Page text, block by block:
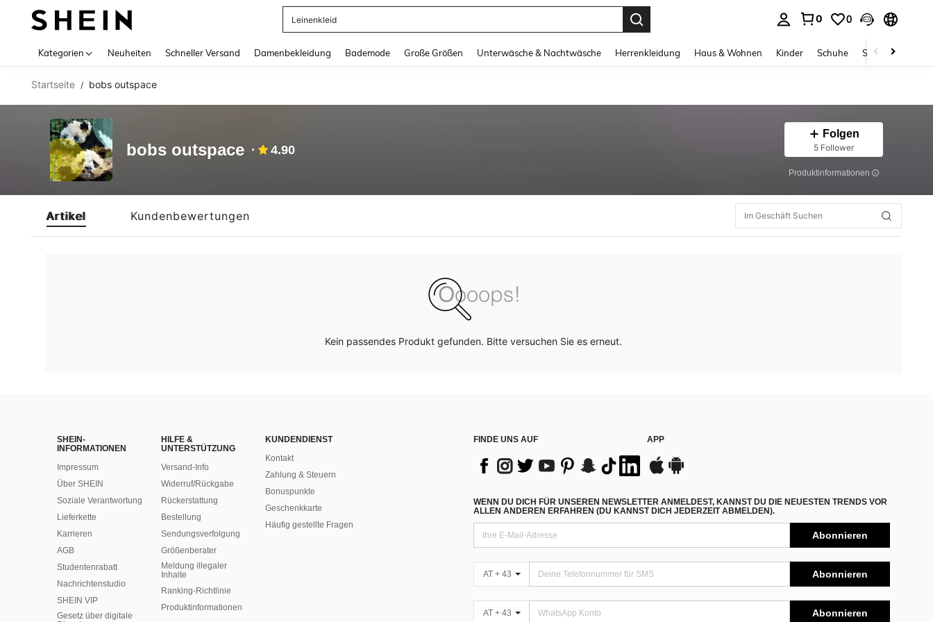
Leinenkleid
0 0
Kategorien Neuheiten Schneller Versand Damenbekleidung Bademode Große Größen Unterwäsche & Nachtwäsche Herrenkleidung Haus & Wohnen Kinder Schuhe Schmuck &
Startseite / bobs outspace
bobs outspace 4.90
Folgen
5 Follower
Produktinformationen
Artikel Kundenbewertungen
Kein passendes Produkt gefunden. Bitte versuchen Sie es erneut.
SHEIN-
INFORMATIONEN
Impressum
Über SHEIN
Soziale Verantwortung
Lieferkette
Karrieren
AGB
Studentenrabatt
Nachrichtenstudio
SHEIN VIP
Gesetz über digitale
HILFE &
UNTERSTÜTZUNG
Versand-Info
Widerruf/Rückgabe
Rückerstattung
Bestellung
Sendungsverfolgung
Größenberater
Meldung illegaler
Inhalte
Ranking-Richtlinie
​Produktinformationen
KUNDENDIENST
Kontakt
Zahlung & Steuern
Bonuspunkte
Geschenkkarte
Häufig gestellte Fragen
FINDE UNS AUF APP
WENN DU DICH FÜR UNSEREN NEWSLETTER ANMELDEST, KANNST DU DIE NEUESTEN TRENDS VOR
ALLEN ANDEREN ERFAHREN (DU KANNST DICH JEDERZEIT ABMELDEN).
Abonnieren
AT + 43 Abonnieren
AT + 43 Abonnieren